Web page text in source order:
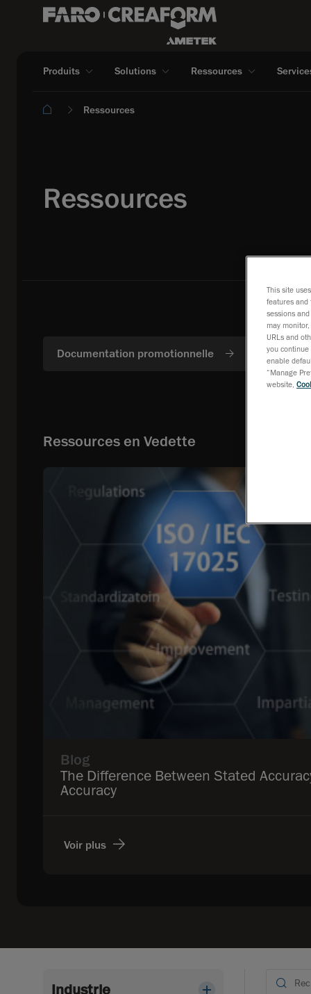
Produits Solutions Ressources
Ressources
Ressources
Documentation promotionnelle
Ressources en Vedette
Blog
The Difference Between Stated
Accuracy
Voir plus
Industrie
This site
features and
sessions
may
URLs and
you continue
enable
“Manage
website,